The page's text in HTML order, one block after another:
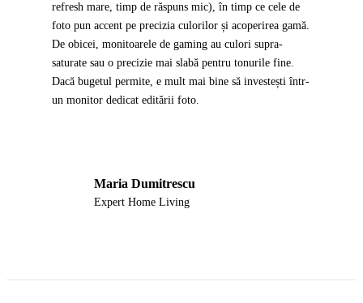
refresh mare, timp de răspuns mic), în timp ce cele de
foto pun accent pe precizia culorilor și acoperirea gamă.
De obicei, monitoarele de gaming au culori supra-
saturate sau o precizie mai slabă pentru tonurile fine.
Dacă bugetul permite, e mult mai bine să investești într-
un monitor dedicat editării foto.
Maria Dumitrescu
Expert Home Living